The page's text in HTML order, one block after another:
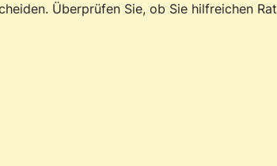
Überprüfen Sie, ob Sie hilfreichen Rat